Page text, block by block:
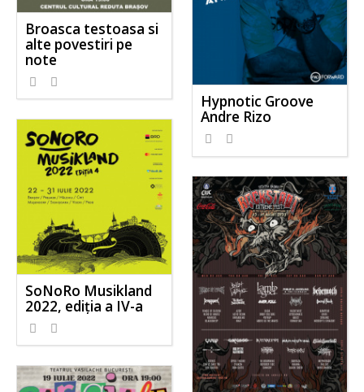
Broasca testoasa si
alte povestiri pe
note
Hypnotic Groove
Andre Rizo
SoNoRo Musikland
2022, ediția a IV-a